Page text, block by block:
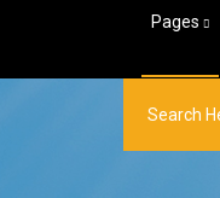
Pages